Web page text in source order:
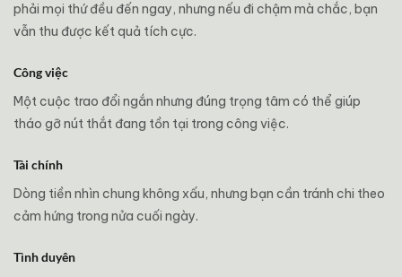
phải mọi thứ đều đến ngay, nhưng nếu đi chậm mà chắc, bạn
vẫn thu được kết quả tích cực.
Công việc
Một cuộc trao đổi ngắn nhưng đúng trọng tâm có thể giúp
tháo gỡ nút thắt đang tồn tại trong công việc.
Tài chính
Dòng tiền nhìn chung không xấu, nhưng bạn cần tránh chi theo
cảm hứng trong nửa cuối ngày.
Tình duyên